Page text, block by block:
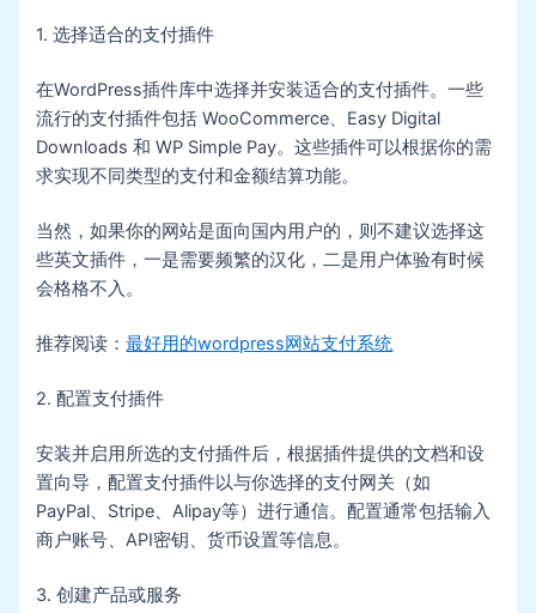
1. 选择适合的支付插件
在WordPress插件库中选择并安装适合的支付插件。一些
流行的支付插件包括 WooCommerce、Easy Digital
Downloads 和 WP Simple Pay。这些插件可以根据你的需
求实现不同类型的支付和金额结算功能。
当然，如果你的网站是面向国内用户的，则不建议选择这
些英文插件，一是需要频繁的汉化，二是用户体验有时候
会格格不入。
推荐阅读：最好用的wordpress网站支付系统
2. 配置支付插件
安装并启用所选的支付插件后，根据插件提供的文档和设
置向导，配置支付插件以与你选择的支付网关（如
PayPal、Stripe、Alipay等）进行通信。配置通常包括输入
商户账号、API密钥、货币设置等信息。
3. 创建产品或服务